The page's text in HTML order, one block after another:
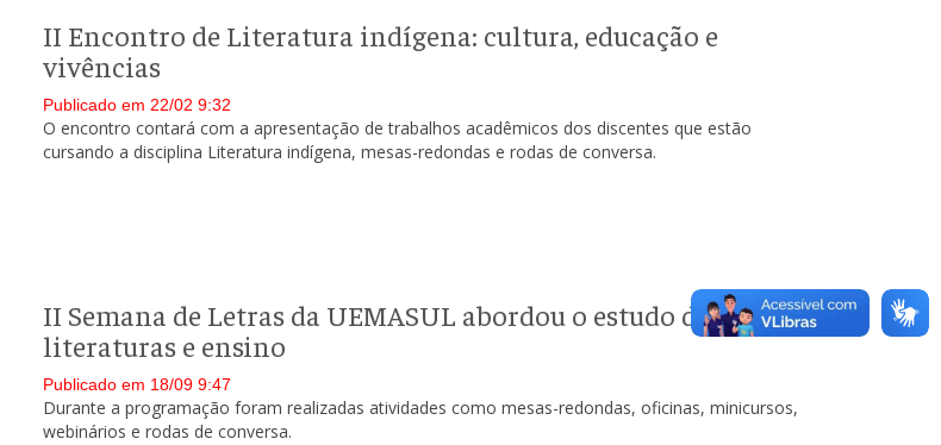
II Encontro de Literatura indígena: cultura, educação e
vivências
Publicado em 22/02 9:32
O encontro contará com a apresentação de trabalhos acadêmicos dos discentes que estão
cursando a disciplina Literatura indígena, mesas-redondas e rodas de conversa.
II Semana de Letras da UEMASUL abordou o estudo de línguas,
literaturas e ensino
Publicado em 18/09 9:47
Durante a programação foram realizadas atividades como mesas-redondas, oficinas, minicursos,
webinários e rodas de conversa.